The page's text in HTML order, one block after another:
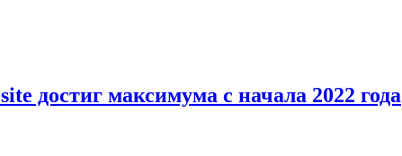
достиг максимума с начала 2022 года